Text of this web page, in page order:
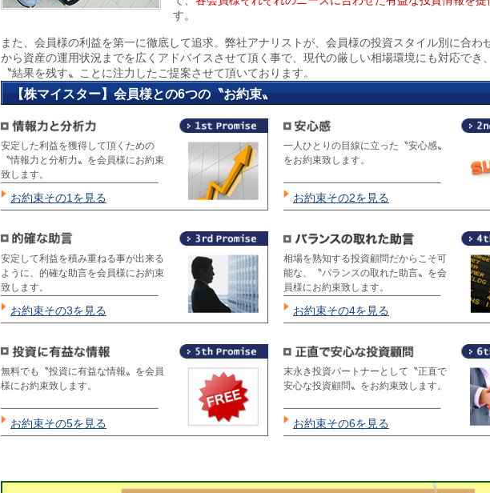
す。
また、会員様の利益を第一に徹底して追求。弊社アナリストが、会員様の投資スタイル別に合わ
から資産の運用状況までを広くアドバイスさせて頂く事で、現代の厳しい相場環境にも対応でき
〝結果を残す〟ことに注力したご提案させて頂いております。
【株マイスター】会員様との6つの〝お約束〟
安定した利益を獲得して頂くための
〝情報力と分析力〟を会員様にお約束
致します。
お約束その1を見る
一人ひとりの目線に立った〝安心感〟
をお約束致します。
お約束その2を見る
安定して利益を積み重ねる事が出来る
ように、的確な助言を会員様にお約束
致します。
お約束その3を見る
相場を熟知する投資顧問だからこそ可
能な、〝バランスの取れた助言〟を会
員様にお約束致します。
お約束その4を見る
無料でも〝投資に有益な情報〟を会員
様にお約束致します。
お約束その5を見る
末永き投資パートナーとして〝正直で
安心な投資顧問〟をお約束致します。
お約束その6を見る